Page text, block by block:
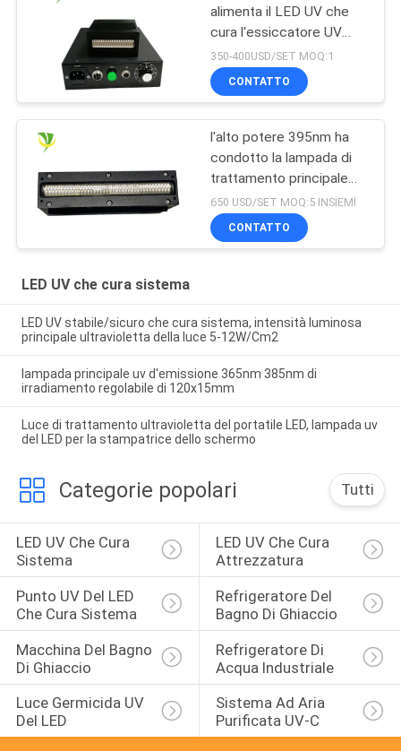
alimenta il LED UV che
cura l'essiccatore UV
della lampada per
inchiostro curato
350-400USD/SET MOQ:1
CONTATTO
l'alto potere 395nm ha
condotto la lampada di
trattamento principale
ultravioletta per la
stampante uv a base
piatta
650 USD/SET MOQ:5 INSIEMI
CONTATTO
LED UV che cura sistema
LED UV stabile/sicuro che cura sistema, intensità luminosa
principale ultravioletta della luce 5-12W/Cm2
lampada principale uv d'emissione 365nm 385nm di
irradiamento regolabile di 120x15mm
Luce di trattamento ultravioletta del portatile LED, lampada uv
del LED per la stampatrice dello schermo
Categorie popolari Tutti
LED UV Che Cura
Sistema
LED UV Che Cura
Attrezzatura
Punto UV Del LED
Che Cura Sistema
Refrigeratore Del
Bagno Di Ghiaccio
Macchina Del Bagno
Di Ghiaccio
Refrigeratore Di
Acqua Industriale
Luce Germicida UV
Del LED
Sistema Ad Aria
Purificata UV-C